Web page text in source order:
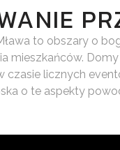
to obszary o
mieszkańców.
czasie licznych
o te aspekty